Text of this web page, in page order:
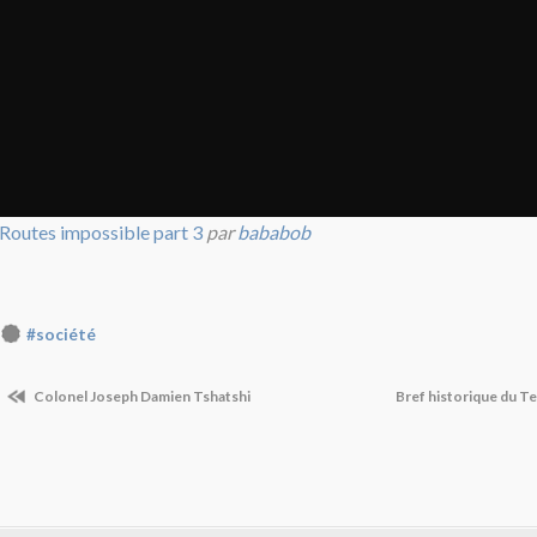
Routes impossible part 3 parbababob
#société
Colonel Joseph Damien Tshatshi Bref historique du